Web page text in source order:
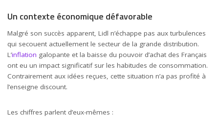
Un contexte économique défavorable
Malgré son succès apparent, Lidl n’échappe pas aux turbulences
qui secouent actuellement le secteur de la grande distribution.
L’inflation galopante et la baisse du pouvoir d’achat des Français
ont eu un impact significatif sur les habitudes de consommation.
Contrairement aux idées reçues, cette situation n’a pas profité à
l’enseigne discount.
Les chiffres parlent d’eux-mêmes :